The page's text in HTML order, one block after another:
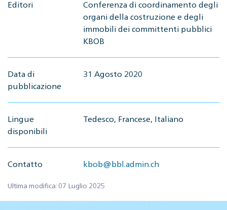
Editori
Conferenza di coordinamento degli
organi della costruzione e degli
immobili dei committenti pubblici
KBOB
Data di
pubblicazione
31 Agosto 2020
Lingue
disponibili
Tedesco, Francese, Italiano
Contatto kbob@bbl.admin.ch
Ultima modifica: 07 Luglio 2025